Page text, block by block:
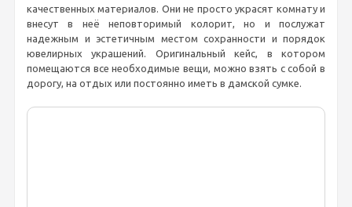
качественных материалов. Они не просто украсят комнату и
внесут в неё неповторимый колорит, но и послужат
надежным и эстетичным местом сохранности и порядок
ювелирных украшений. Оригинальный кейс, в котором
помещаются все необходимые вещи, можно взять с собой в
дорогу, на отдых или постоянно иметь в дамской сумке.